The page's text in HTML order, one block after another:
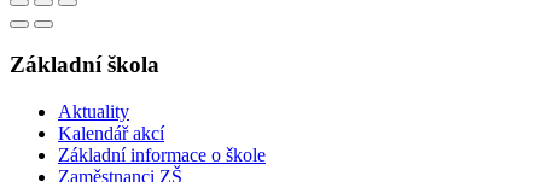
Základní škola
Aktuality
Kalendář akcí
Základní informace o škole
Zaměstnanci ZŠ